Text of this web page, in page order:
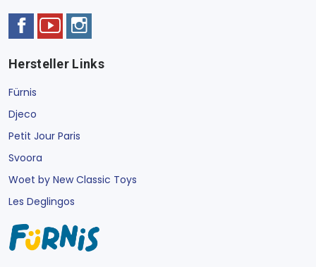
Hersteller Links
Fürnis
Djeco
Petit Jour Paris
Svoora
Woet by New Classic Toys
Les Deglingos